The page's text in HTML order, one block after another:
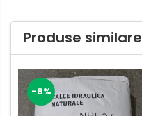
Produse similare
-8%